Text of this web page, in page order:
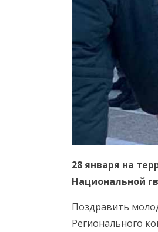
28 января на
Национальной
Поздравить
Регионального